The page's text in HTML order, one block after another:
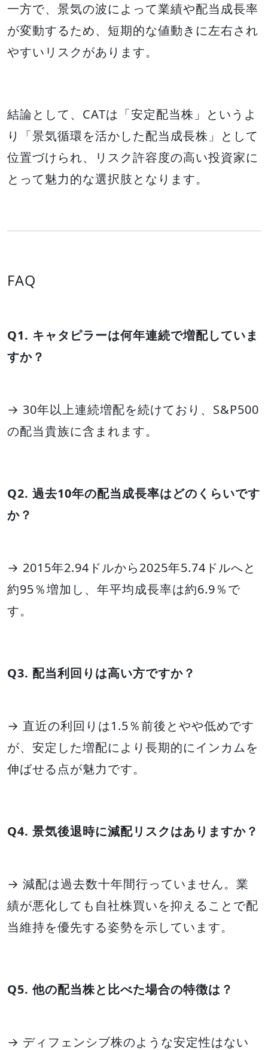
一方で、景気の波によって業績や配当成長率
が変動するため、短期的な値動きに左右され
やすいリスクがあります。
結論として、CATは「安定配当株」というよ
り「景気循環を活かした配当成長株」として
位置づけられ、リスク許容度の高い投資家に
とって魅力的な選択肢となります。
FAQ
Q1. キャタピラーは何年連続で増配していま
すか？
→ 30年以上連続増配を続けており、S&P500
の配当貴族に含まれます。
Q2. 過去10年の配当成長率はどのくらいです
か？
→ 2015年2.94ドルから2025年5.74ドルへと
約95％増加し、年平均成長率は約6.9％で
す。
Q3. 配当利回りは高い方ですか？
→ 直近の利回りは1.5％前後とやや低めです
が、安定した増配により長期的にインカムを
伸ばせる点が魅力です。
Q4. 景気後退時に減配リスクはありますか？
→ 減配は過去数十年間行っていません。業
績が悪化しても自社株買いを抑えることで配
当維持を優先する姿勢を示しています。
Q5. 他の配当株と比べた場合の特徴は？
→ ディフェンシブ株のような安定性はない